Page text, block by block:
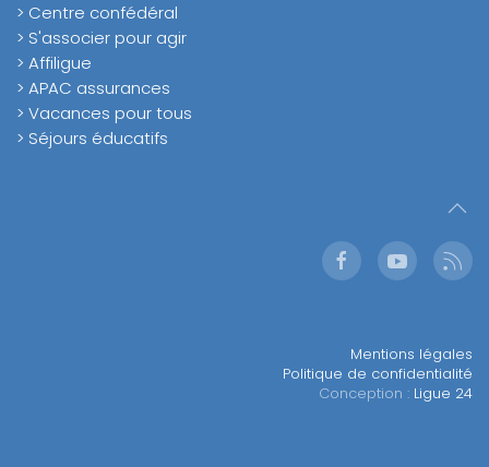
> Centre confédéral
> S'associer pour agir
> Affiligue
> APAC assurances
> Vacances pour tous
> Séjours éducatifs
Mentions légales
Politique de confidentialité
Conception : Ligue 24